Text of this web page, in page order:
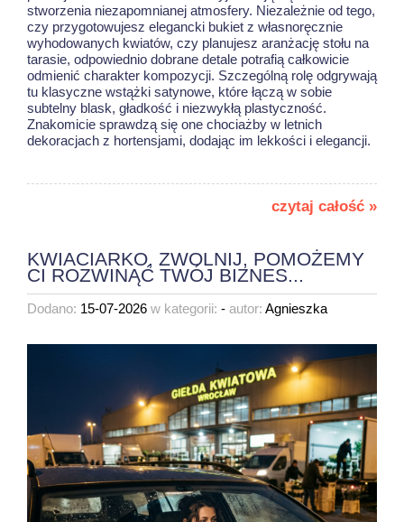
stworzenia niezapomnianej atmosfery. Niezależnie od tego,
czy przygotowujesz elegancki bukiet z własnoręcznie
wyhodowanych kwiatów, czy planujesz aranżację stołu na
tarasie, odpowiednio dobrane detale potrafią całkowicie
odmienić charakter kompozycji. Szczególną rolę odgrywają
tu klasyczne wstążki satynowe, które łączą w sobie
subtelny blask, gładkość i niezwykłą plastyczność.
Znakomicie sprawdzą się one chociażby w letnich
dekoracjach z hortensjami, dodając im lekkości i elegancji.
czytaj całość »
KWIACIARKO, ZWOLNIJ, POMOŻEMY
CI ROZWINĄĆ TWÓJ BIZNES...
Dodano: 15-07-2026 w kategorii: - autor: Agnieszka